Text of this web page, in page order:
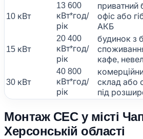
10 кВт
13 600
кВт*год/
рік
приватний
офіс або
АКБ
15 кВт
20 400
кВт*год/
рік
будинок з
кафе,
30 кВт
40 800
кВт*год/
рік
склад або
під
Монтаж СЕС у місті
Херсонській області